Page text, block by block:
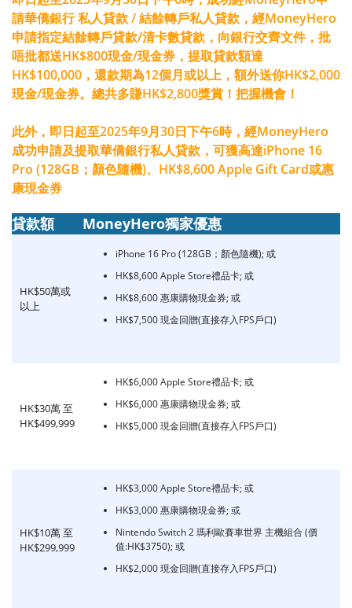
請華僑銀行 私人貸款 / 結餘轉戶私人貸款， 經MoneyHero
申請指定結餘轉戶貸款/清卡數貸款，向銀行交齊文件，批
唔批都送HK$800現金/現金券，提取貸款額達
HK$100,000，還款期為12個月或以上，額外送你HK$2,000
現金/現金券。總共多賺HK$2,800獎賞！把握機會！
此外，即日起至2025年9月30日下午6時，經MoneyHero
成功申請及提取華僑銀行私人貸款，可獲高達iPhone 16
Pro (128GB；顏色隨機)、HK$8,600 Apple Gift Card或惠
康現金券
貸款額 MoneyHero獨家優惠
HK$50萬或
以上
iPhone 16 Pro (128GB；顏色隨機); 或
HK$8,600 Apple Store禮品卡; 或
HK$8,600 惠康購物現金券; 或
HK$7,500 現金回贈(直接存入FPS戶口)
HK$30萬 至
HK$499,999
HK$6,000 Apple Store禮品卡; 或
HK$6,000 惠康購物現金券; 或
HK$5,000 現金回贈(直接存入FPS戶口)
HK$10萬 至
HK$299,999
HK$3,000 Apple Store禮品卡; 或
HK$3,000 惠康購物現金券; 或
Nintendo Switch 2 瑪利歐賽車世界 主機組合 (價
值:HK$3750); 或
HK$2,000 現金回贈(直接存入FPS戶口)